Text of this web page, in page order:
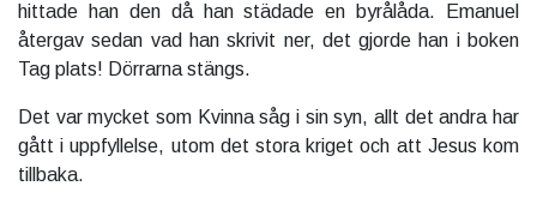
hittade han den då han städade en byrålåda. Emanuel
återgav sedan vad han skrivit ner, det gjorde han i boken
Tag plats! Dörrarna stängs.
Det var mycket som Kvinna såg i sin syn, allt det andra har
gått i uppfyllelse, utom det stora kriget och att Jesus kom
tillbaka.